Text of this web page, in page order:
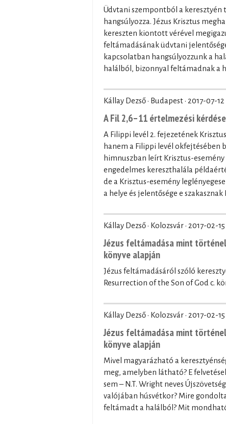
Üdvtani szempontból a
hangsúlyozza. Jézus Krisztus
kereszten kiontott vérével
feltámadásának üdvtani
kapcsolatban hangsúlyozzunk a
halálból, bizonnyal feltámadnak a
Kállay Dezső · Budapest · 2017-07-12
A Fil 2,6–11 értelmezési
A Filippi levél 2. fejezetének
hanem a Filippi levél
himnuszban leírt Krisztus-esemény
engedelmes kereszthalála
de a Krisztus-esemény
a helye és jelentősége e
Kállay Dezső · Kolozsvár · 2017-02-15
Jézus feltámadása mint
könyve alapján
Jézus feltámadásáról szóló
Resurrection of the Son of God c.
Kállay Dezső · Kolozsvár · 2017-02-15
Jézus feltámadása mint
könyve alapján
Mivel magyarázható a
meg, amelyben látható? E
sem – N.T. Wright neves
valójában húsvétkor? Mire
feltámadt a halálból? Mit